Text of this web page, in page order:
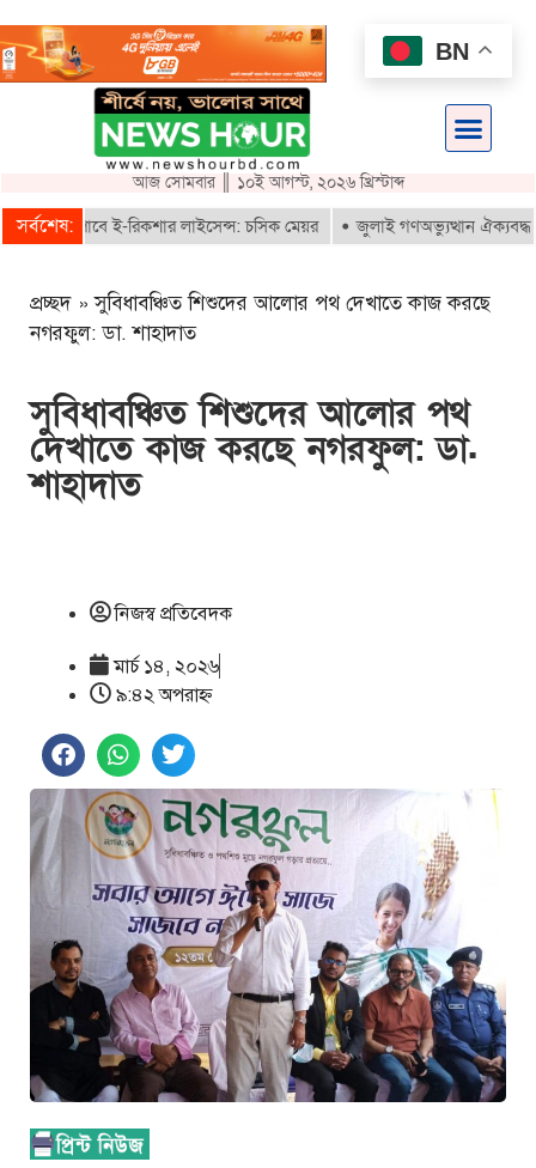
আজ সোমবার ║ ১০ই আগস্ট, ২০২৬ খ্রিস্টাব্দ
সর্বশেষ:
পাবে ই-রিকশার লাইসেন্স: চসিক মেয়র জুলাই গণঅভ্যুত্থান ঐক্যবদ্ধ
প্রচ্ছদ »সুবিধাবঞ্চিত শিশুদের আলোর পথ দেখাতে কাজ করছে
নগরফুল: ডা. শাহাদাত
সুবিধাবঞ্চিত শিশুদের আলোর পথ
দেখাতে কাজ করছে নগরফুল: ডা.
শাহাদাত
নিজস্ব প্রতিবেদক
মার্চ ১৪, ২০২৬
৯:৪২ অপরাহ্ণ
BN